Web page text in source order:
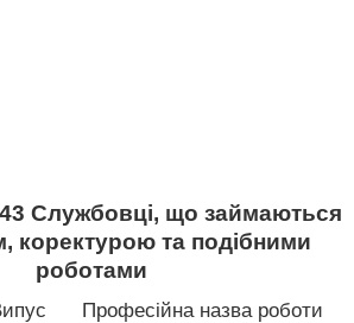
Службовці, що займаються
коректурою та подібними
роботами
Професійна назва роботи